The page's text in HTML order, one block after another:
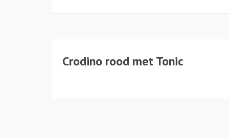
Crodino rood met Tonic